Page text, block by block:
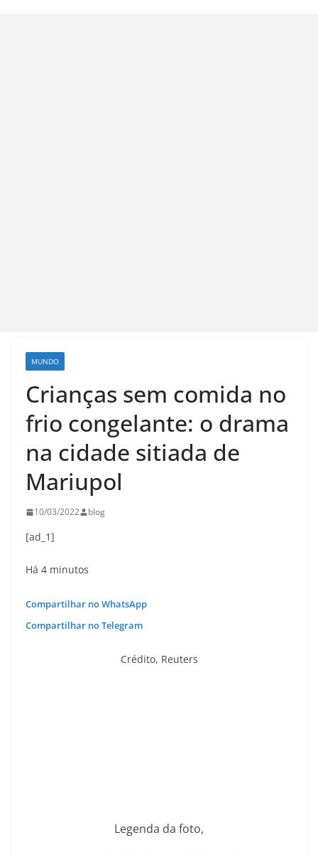
MUNDO
Crianças sem comida no
frio congelante: o drama
na cidade sitiada de
Mariupol
10/03/2022 blog
[ad_1]
Há 4 minutos
Compartilhar no WhatsApp
Compartilhar no Telegram
Crédito, Reuters
Legenda da foto,